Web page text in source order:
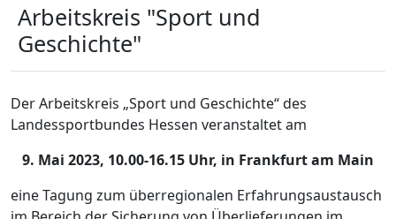
Arbeitskreis "Sport und
Geschichte"
Der Arbeitskreis „Sport und Geschichte“ des
Landessportbundes Hessen veranstaltet am
9. Mai 2023, 10.00-16.15 Uhr, in Frankfurt am Main
eine Tagung zum überregionalen Erfahrungsaustausch